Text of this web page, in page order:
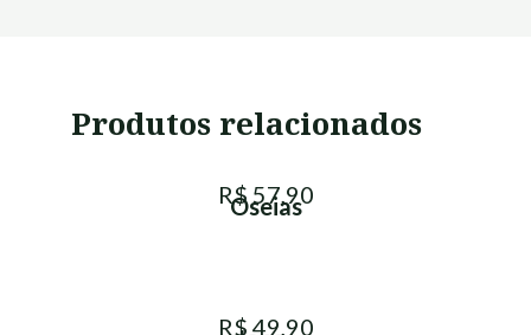
Produtos relacionados
R$ 57,90
Oseias
R$ 49,90